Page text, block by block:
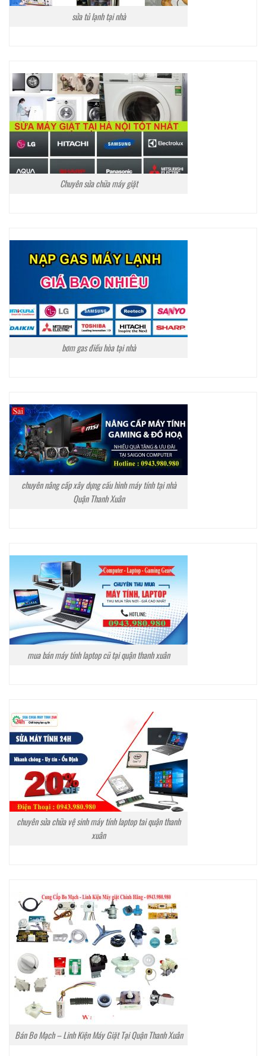
sửa tủ lạnh tại nhà
Chuyên sửa chữa máy giặt
bơm gas điều hòa tại nhà
chuyên nâng cấp xây dựng cấu hình máy tính tại nhà
Quận Thanh Xuân
mua bán máy tính laptop cũ tại quận thanh xuân
chuyên sửa chữa vệ sinh máy tính laptop tai quận thanh
xuân
Bán Bo Mạch – Linh Kiện Máy Giặt Tại Quận Thanh Xuân